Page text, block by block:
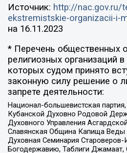
Источник: http://nac.gov.ru/
ekstremistskie-organizacii-i-
на 16.11.2023
* Перечень общественных
религиозных организаций
которых судом принято
законную силу решение о
запрете деятельности:
Национал-большевистская
Кубанской Духовно Родовой
Духовного Управления
Славянская Община Капища Веды
Духовная Семинария Староверов-
Богодержавию, Таблиги Джамаат,